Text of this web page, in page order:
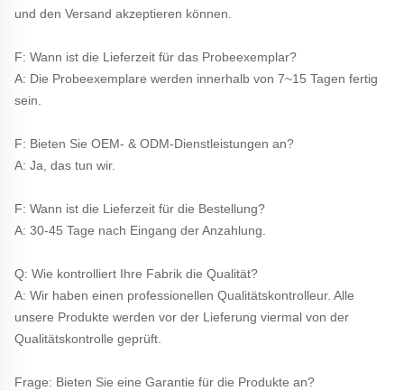
und den Versand akzeptieren können.
F: Wann ist die Lieferzeit für das Probeexemplar?
A: Die Probeexemplare werden innerhalb von 7~15 Tagen fertig
sein.
F: Bieten Sie OEM- & ODM-Dienstleistungen an?
A: Ja, das tun wir.
F: Wann ist die Lieferzeit für die Bestellung?
A: 30-45 Tage nach Eingang der Anzahlung.
Q: Wie kontrolliert Ihre Fabrik die Qualität?
A: Wir haben einen professionellen Qualitätskontrolleur. Alle
unsere Produkte werden vor der Lieferung viermal von der
Qualitätskontrolle geprüft.
Frage: Bieten Sie eine Garantie für die Produkte an?